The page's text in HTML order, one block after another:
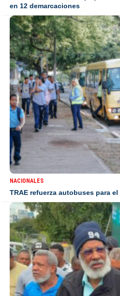
en 12 demarcaciones
NACIONALES
TRAE refuerza autobuses para